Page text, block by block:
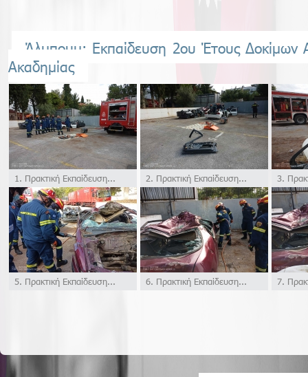
Άλμπουμ: Εκπαίδευση 2ου Έτους Δοκίμων
Ακαδημίας
1. Πρακτική Εκπαίδευση... 2. Πρακτική Εκπαίδευση... 3.
5. Πρακτική Εκπαίδευση... 6. Πρακτική Εκπαίδευση... 7.